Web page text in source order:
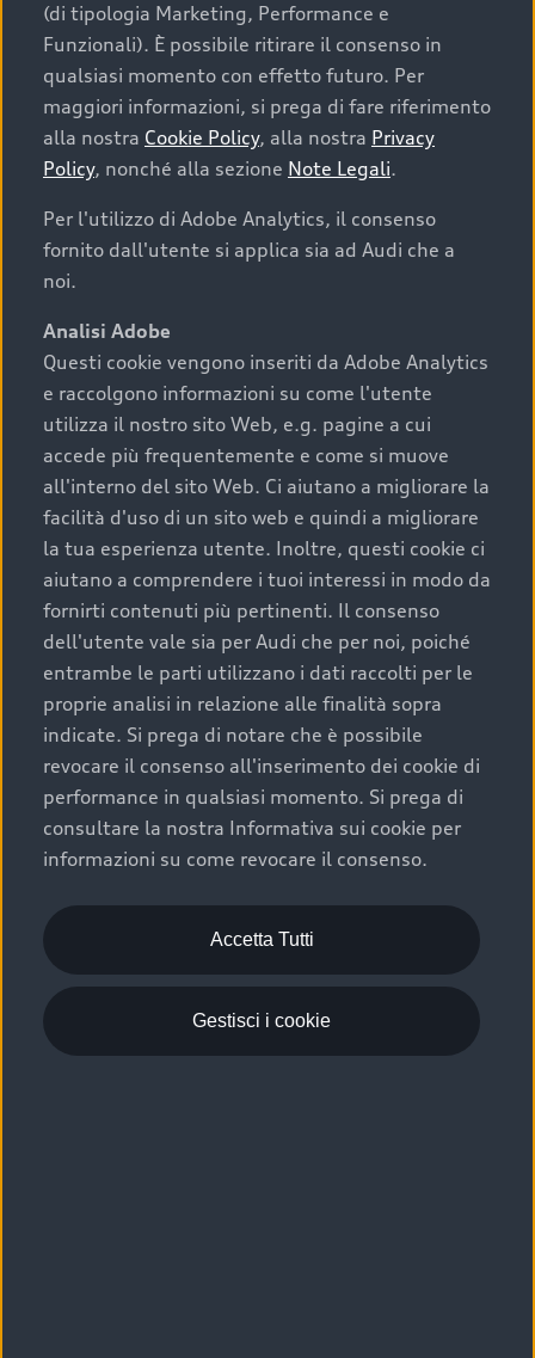
(di tipologia Marketing, Performance e
Funzionali). È possibile ritirare il consenso in
qualsiasi momento con effetto futuro. Per
maggiori informazioni, si prega di fare riferimento
alla nostra Cookie Policy, alla nostra Privacy
Policy, nonché alla sezione Note Legali.
Per l'utilizzo di Adobe Analytics, il consenso
fornito dall'utente si applica sia ad Audi che a
noi.
Analisi Adobe
Questi cookie vengono inseriti da Adobe Analytics
e raccolgono informazioni su come l'utente
utilizza il nostro sito Web, e.g. pagine a cui
accede più frequentemente e come si muove
all'interno del sito Web. Ci aiutano a migliorare la
facilità d'uso di un sito web e quindi a migliorare
la tua esperienza utente. Inoltre, questi cookie ci
aiutano a comprendere i tuoi interessi in modo da
fornirti contenuti più pertinenti. Il consenso
dell'utente vale sia per Audi che per noi, poiché
entrambe le parti utilizzano i dati raccolti per le
proprie analisi in relazione alle finalità sopra
indicate. Si prega di notare che è possibile
revocare il consenso all'inserimento dei cookie di
performance in qualsiasi momento. Si prega di
consultare la nostra Informativa sui cookie per
informazioni su come revocare il consenso.
Accetta Tutti
Gestisci i cookie
Cosa sapere prima di
acquistare la tua prossima
auto
I requisiti fondamentali da considerare prima di
acquistare un’auto usata, oltre al prezzo e all'aspetto,
chilometraggio: un valore contenuto corrisponde a
uno stato migliore del veicolo e a una maggiore
durata nel tempo;
cronologia dei tagliandi: una documentazione
completa della vettura certifica una manutenzione
costante e accurata;
condizioni della carrozzeria e degli interni: una
buona conservazione evidenzia cura e attenzione del
precedente proprietario;
efficienza meccanica: motore, trasmissione e
componenti principali in ottimo stato garantiscono
prestazioni affidabili e sicure.
Acquistare un’auto usata in una Concessionaria ufficiale
Audi che offre l’usato garantito tramite Audi Prima
Scelta :plus, significa affidarsi ad un prodotto che viene
sottoposto a 110 controlli approfonditi e coperto da
garanzia fino a 4 anni per una maggiore tutela del tuo
acquisto.